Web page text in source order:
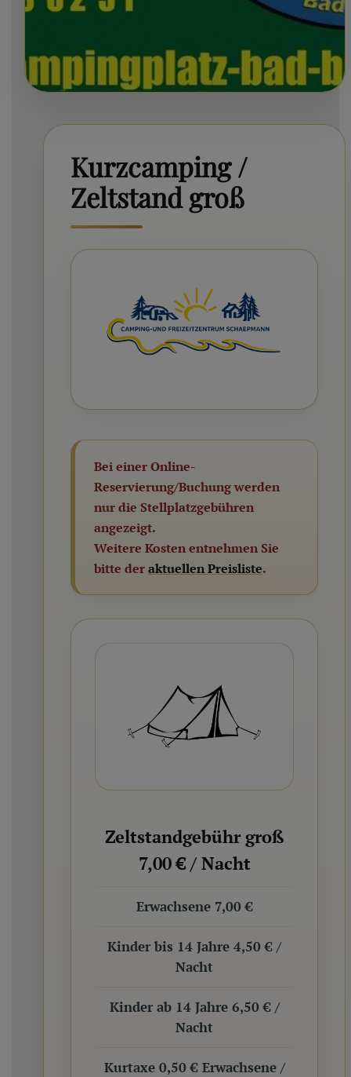
Kurzcamping /
Zeltstand groß
Bei einer Online-
Reservierung/Buchung werden
nur die Stellplatzgebühren
angezeigt.
Weitere Kosten entnehmen Sie
bitte deraktuellen Preisliste.
Zeltstandgebühr groß
7,00 € / Nacht
Erwachsene 7,00 €
Kinder bis 14 Jahre 4,50 € /
Nacht
Kinder ab 14 Jahre 6,50 € /
Nacht
Kurtaxe 0,50 € Erwachsene /